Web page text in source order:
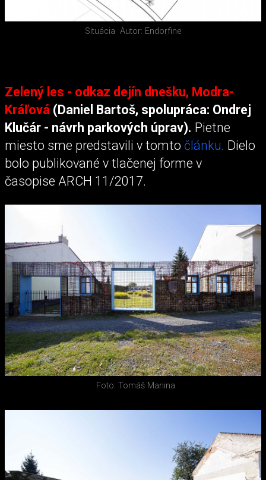
Situácia Autor: Endorfine
Zelený les - odkaz dejín dnešku, Modra-
Kráľová (Daniel Bartoš, spolupráca: Ondrej
Klučár - návrh parkových úprav). Pietne
miesto sme predstavili v tomto článku. Dielo
bolo publikované v tlačenej forme v
časopise ARCH 11/2017.
Foto: Tomáš Manina